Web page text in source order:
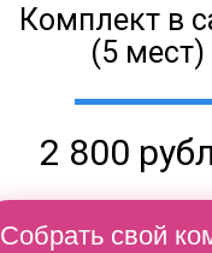
Комплект в
(5 мест)
2 800
Собрать свой